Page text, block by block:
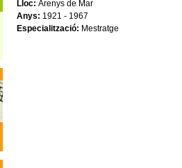
Lloc: Arenys de Mar
Anys: 1921 - 1967
Especialització: Mestratge